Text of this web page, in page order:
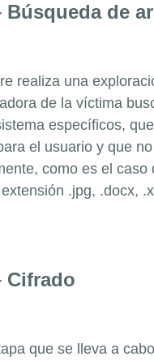
Búsqueda de
realiza una
de la víctima
específicos,
el usuario y que
como es el caso
.jpg, .docx,
Cifrado
que se lleva a